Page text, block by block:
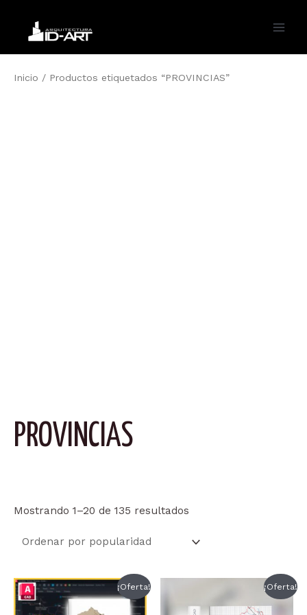
contenido
Inicio / Productos etiquetados “PROVINCIAS”
PROVINCIAS
Mostrando 1–20 de 135 resultados
¡Oferta! ¡Oferta!